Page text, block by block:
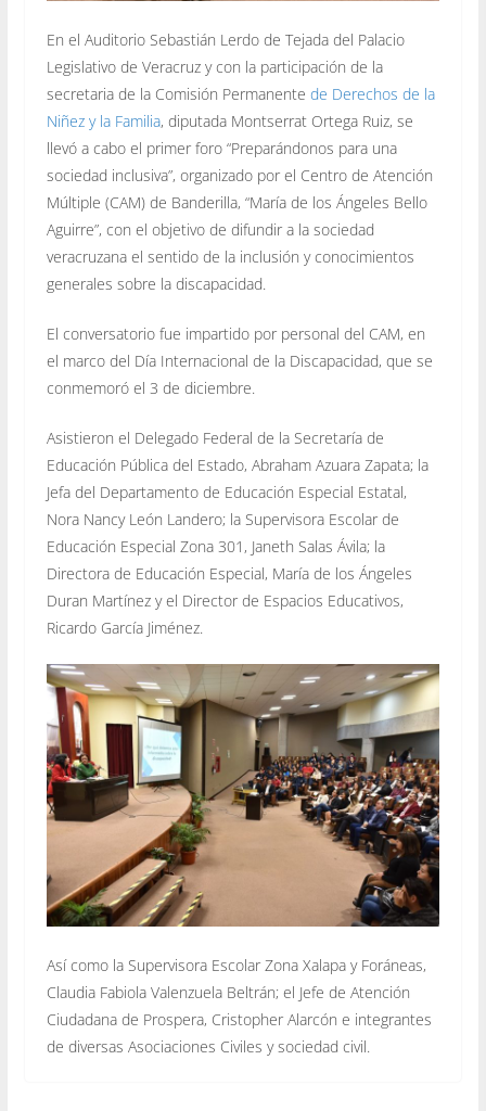
En el Auditorio Sebastián Lerdo de Tejada del Palacio
Legislativo de Veracruz y con la participación de la
secretaria de la Comisión Permanente de Derechos de la
Niñez y la Familia, diputada Montserrat Ortega Ruiz, se
llevó a cabo el primer foro “Preparándonos para una
sociedad inclusiva”, organizado por el Centro de Atención
Múltiple (CAM) de Banderilla, “María de los Ángeles Bello
Aguirre”, con el objetivo de difundir a la sociedad
veracruzana el sentido de la inclusión y conocimientos
generales sobre la discapacidad.
El conversatorio fue impartido por personal del CAM, en
el marco del Día Internacional de la Discapacidad, que se
conmemoró el 3 de diciembre.
Asistieron el Delegado Federal de la Secretaría de
Educación Pública del Estado, Abraham Azuara Zapata; la
Jefa del Departamento de Educación Especial Estatal,
Nora Nancy León Landero; la Supervisora Escolar de
Educación Especial Zona 301, Janeth Salas Ávila; la
Directora de Educación Especial, María de los Ángeles
Duran Martínez y el Director de Espacios Educativos,
Ricardo García Jiménez.
Así como la Supervisora Escolar Zona Xalapa y Foráneas,
Claudia Fabiola Valenzuela Beltrán; el Jefe de Atención
Ciudadana de Prospera, Cristopher Alarcón e integrantes
de diversas Asociaciones Civiles y sociedad civil.